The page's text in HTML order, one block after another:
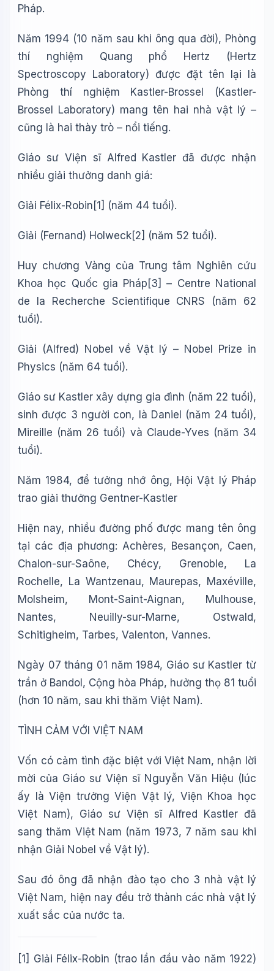
Pháp.
Năm 1994 (10 năm sau khi ông qua đời), Phòng
thí nghiệm Quang phổ Hertz (Hertz
Spectroscopy Laboratory) được đặt tên lại là
Phòng thí nghiệm Kastler-Brossel (Kastler-
Brossel Laboratory) mang tên hai nhà vật lý –
cũng là hai thày trò – nổi tiếng.
Giáo sư Viện sĩ Alfred Kastler đã được nhận
nhiều giải thưởng danh giá:
Giải Félix-Robin [1] (năm 44 tuổi).
Giải (Fernand) Holweck[2] (năm 52 tuổi).
Huy chương Vàng của Trung tâm Nghiên cứu
Khoa học Quốc gia Pháp [3] – Centre National
de la Recherche Scientifique CNRS (năm 62
tuổi).
Giải (Alfred) Nobel về Vật lý – Nobel Prize in
Physics (năm 64 tuổi).
Giáo sư Kastler xây dựng gia đình (năm 22 tuổi),
sinh được 3 người con, là Daniel (năm 24 tuổi),
Mireille (năm 26 tuổi) và Claude-Yves (năm 34
tuổi).
Năm 1984, để tưởng nhớ ông, Hội Vật lý Pháp
trao giải thưởng Gentner-Kastler
Hiện nay, nhiều đường phố được mang tên ông
tại các địa phương: Achères, Besançon, Caen,
Chalon-sur-Saône, Chécy, Grenoble, La
Rochelle, La Wantzenau, Maurepas, Maxéville,
Molsheim, Mont-Saint-Aignan, Mulhouse,
Nantes, Neuilly-sur-Marne, Ostwald,
Schitigheim, Tarbes, Valenton, Vannes.
Ngày 07 tháng 01 năm 1984, Giáo sư Kastler từ
trần ở Bandol, Cộng hòa Pháp, hưởng thọ 81 tuổi
(hơn 10 năm, sau khi thăm Việt Nam).
TÌNH CẢM VỚI VIỆT NAM
Vốn có cảm tình đặc biệt với Việt Nam, nhận lời
mời của Giáo sư Viện sĩ Nguyễn Văn Hiệu (lúc
ấy là Viện trưởng Viện Vật lý, Viện Khoa học
Việt Nam), Giáo sư Viện sĩ Alfred Kastler đã
sang thăm Việt Nam (năm 1973, 7 năm sau khi
nhận Giải Nobel về Vật lý).
Sau đó ông đã nhận đào tạo cho 3 nhà vật lý
Việt Nam, hiện nay đều trở thành các nhà vật lý
xuất sắc của nước ta.
[1] Giải Félix-Robin (trao lần đầu vào năm 1922)